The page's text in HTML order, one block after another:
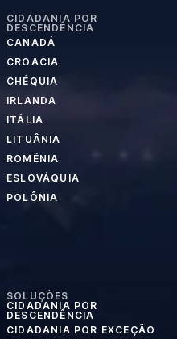
CIDADANIA POR
DESCENDÊNCIA
CANADÁ
CROÁCIA
CHÉQUIA
IRLANDA
ITÁLIA
LITUÂNIA
ROMÊNIA
ESLOVÁQUIA
POLÔNIA
SOLUÇÕES
CIDADANIA POR
DESCENDÊNCIA
CIDADANIA POR EXCEÇÃO